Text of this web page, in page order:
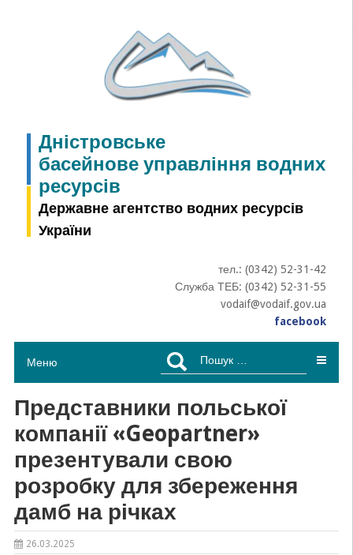
Дністровське
басейнове управління водних
ресурсів
Державне агентство водних ресурсів
України
тел.: (0342) 52-31-42
Служба ТЕБ: (0342) 52-31-55
vodaif@vodaif.gov.ua
facebook
Меню
Пошук:
Представники польської
компанії «Geopartner»
презентували свою
розробку для збереження
дамб на річках
26.03.2025